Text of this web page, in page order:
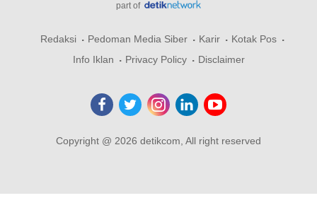
part of
Redaksi Pedoman Media Siber Karir
Kotak Pos
Info Iklan
Privacy Policy Disclaimer
Copyright @ 2026 detikcom, All right reserved